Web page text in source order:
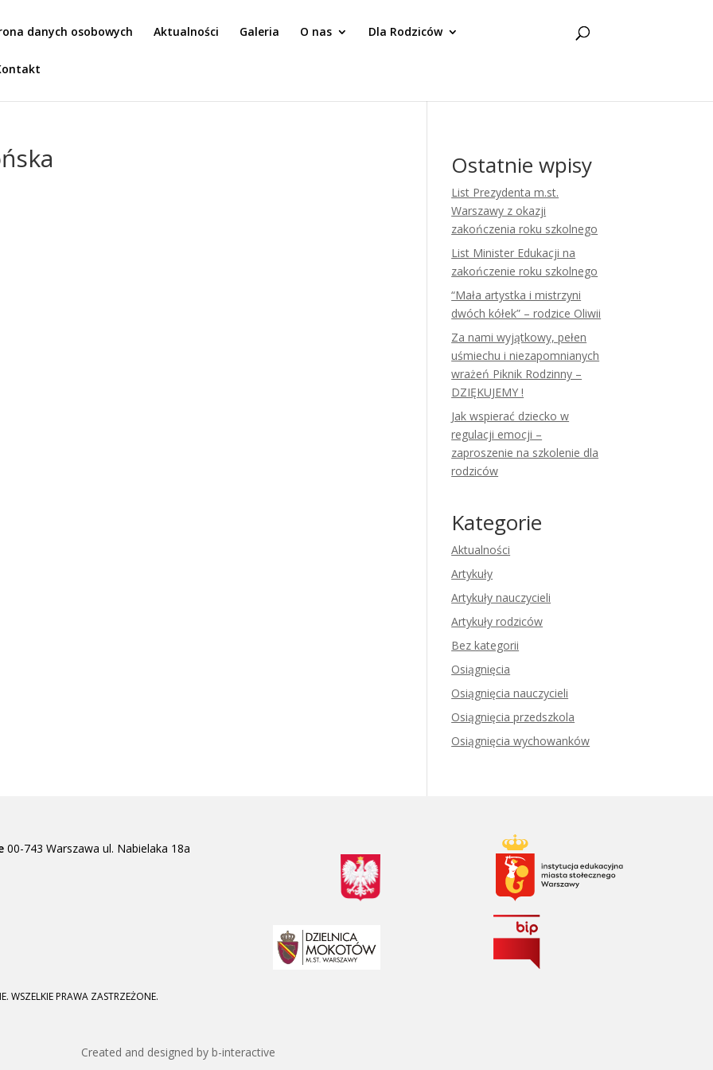
danych osobowych Aktualności Galeria O nas Dla Rodziców
Ostatnie wpisy
List Prezydenta m.st.
Warszawy z okazji
zakończenia roku szkolnego
List Minister Edukacji na
zakończenie roku szkolnego
“Mała artystka i mistrzyni
dwóch kółek” – rodzice Oliwii
Za nami wyjątkowy, pełen
uśmiechu i niezapomnianych
wrażeń Piknik Rodzinny –
DZIĘKUJEMY !
Jak wspierać dziecko w
regulacji emocji –
zaproszenie na szkolenie dla
rodziców
Kategorie
Aktualności
Artykuły
Artykuły nauczycieli
Artykuły rodziców
Bez kategorii
Osiągnięcia
Osiągnięcia nauczycieli
Osiągnięcia przedszkola
Osiągnięcia wychowanków
00-743 Warszawa ul. Nabielaka 18a
WSZELKIE PRAWA ZASTRZEŻONE.
Created and designed by b-interactive